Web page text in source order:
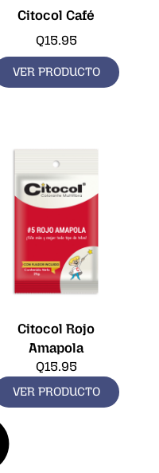
Citocol Café
Q15.95
VER PRODUCTO
Citocol Rojo
Amapola
Q15.95
VER PRODUCTO